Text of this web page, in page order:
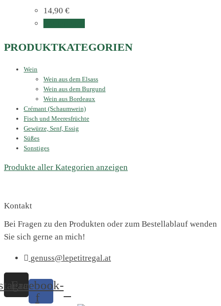
14,90 €
PRODUKTKATEGORIEN
Wein
Wein aus dem Elsass
Wein aus dem Burgund
Wein aus Bordeaux
Crémant (Schaumwein)
Fisch und Meeresfrüchte
Gewürze, Senf, Essig
Süßes
Sonstiges
Produkte aller Kategorien anzeigen
Kontakt
Bei Fragen zu den Produkten oder zum Bestellablauf wenden
Sie sich gerne an mich!
genuss@lepetitregal.at
Facebook-
f